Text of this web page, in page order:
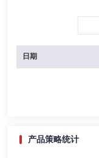
日期
产品策略统计